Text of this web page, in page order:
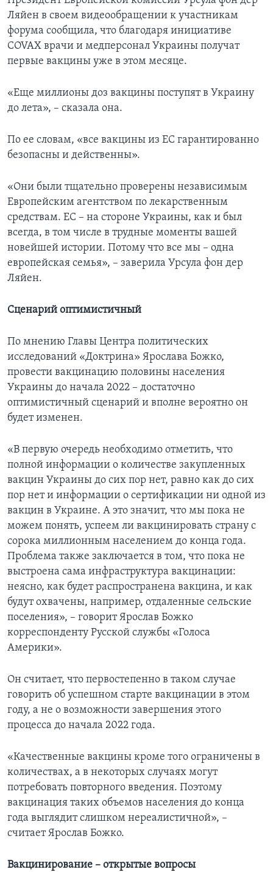
Ляйен в своем видеообращении к участникам
форума сообщила, что благодаря инициативе
COVAX врачи и медперсонал Украины получат
первые вакцины уже в этом месяце.
«Еще миллионы доз вакцины поступят в Украину
до лета», – сказала она.
По ее словам, «все вакцины из ЕС гарантированно
безопасны и действенны».
«Они были тщательно проверены независимым
Европейским агентством по лекарственным
средствам. ЕС – на стороне Украины, как и был
всегда, в том числе в трудные моменты вашей
новейшей истории. Потому что все мы – одна
европейская семья», – заверила Урсула фон дер
Ляйен.
Сценарий оптимистичный
По мнению Главы Центра политических
исследований «Доктрина» Ярослава Божко,
провести вакцинацию половины населения
Украины до начала 2022 – достаточно
оптимистичный сценарий и вполне вероятно он
будет изменен.
«В первую очередь необходимо отметить, что
полной информации о количестве закупленных
вакцин Украины до сих пор нет, равно как до сих
пор нет и информации о сертификации ни одной из
вакцин в Украине. А это значит, что мы пока не
можем понять, успеем ли вакцинировать страну с
сорока миллионным населением до конца года.
Проблема также заключается в том, что пока не
выстроена сама инфраструктура вакцинации:
неясно, как будет распространена вакцина, и как
будут охвачены, например, отдаленные сельские
поселения», – говорит Ярослав Божко
корреспонденту Русской службы «Голоса
Америки».
Он считает, что первостепенно в таком случае
говорить об успешном старте вакцинации в этом
году, а не о возможности завершения этого
процесса до начала 2022 года.
«Качественные вакцины кроме того ограничены в
количествах, а в некоторых случаях могут
потребовать повторного введения. Поэтому
вакцинация таких объемов населения до конца
года выглядит слишком нереалистичной», –
считает Ярослав Божко.
Вакцинирование – открытые вопросы